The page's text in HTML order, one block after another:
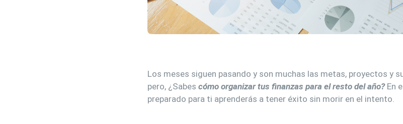
Los meses siguen pasando y son muchas las metas, proyectos y
pero, ¿Sabes cómo organizar tus finanzas para el resto del año?En
preparado para ti aprenderás a tener éxito sin morir en el intento.